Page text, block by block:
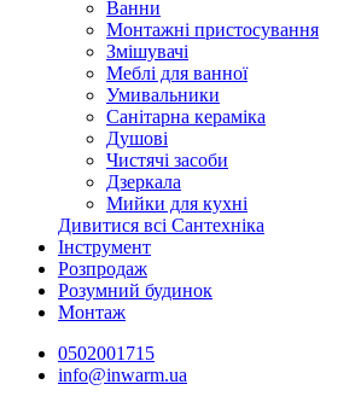
Ванни
Монтажні пристосування
Змішувачі
Меблі для ванної
Умивальники
Санітарна кераміка
Душові
Чистячі засоби
Дзеркала
Мийки для кухні
Дивитися всі Сантехніка
Інструмент
Розпродаж
Розумний будинок
Монтаж
0502001715
info@inwarm.ua